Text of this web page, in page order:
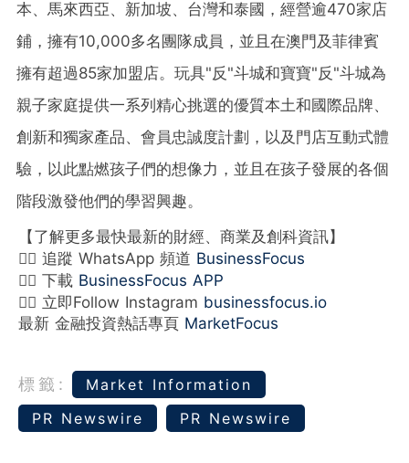
本、馬來西亞、新加坡、台灣和泰國，經營逾470家店
鋪，擁有10,000多名團隊成員，並且在澳門及菲律賓
擁有超過85家加盟店。玩具"反"斗城和寶寶"反"斗城為
親子家庭提供一系列精心挑選的優質本土和國際品牌、
創新和獨家產品、會員忠誠度計劃，以及門店互動式體
驗，以此點燃孩子們的想像力，並且在孩子發展的各個
階段激發他們的學習興趣。
【了解更多最快最新的財經、商業及創科資訊】
👉🏻 追蹤 WhatsApp 頻道 BusinessFocus
👉🏻 下載 BusinessFocus APP
👉🏻 立即Follow Instagram businessfocus.io
最新 金融投資熱話專頁 MarketFocus
標籤:
Market Information
PR Newswire
PR Newswire